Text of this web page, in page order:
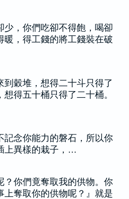
少，你們吃卻不得飽，喝卻
暖，得工錢的將工錢裝在破
到穀堆，想得二十斗只得了
得五十桶只得了二十桶。
記念你能力的磐石，所以你
上異樣的栽子，…
？你們竟奪取我的供物。你
上奪取你的供物呢？』就是